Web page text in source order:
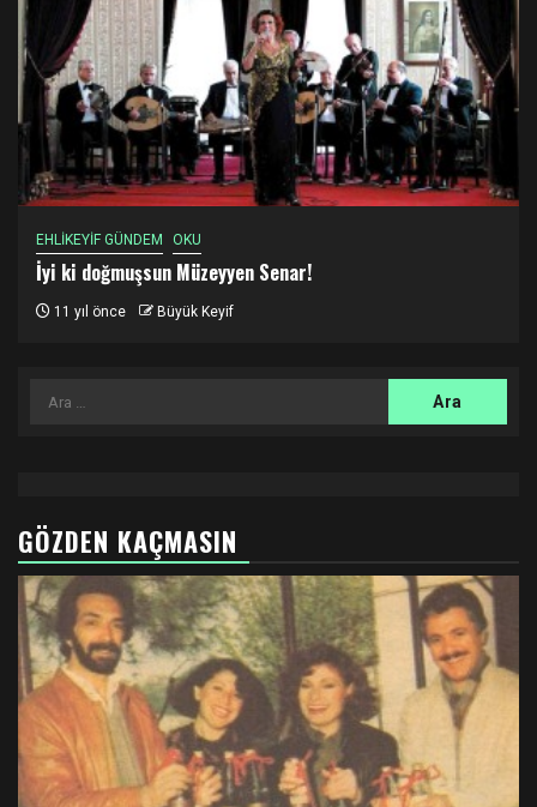
EHLİKEYİF GÜNDEM OKU
İyi ki doğmuşsun Müzeyyen Senar!
11 yıl önce Büyük Keyif
Arama:
GÖZDEN KAÇMASIN